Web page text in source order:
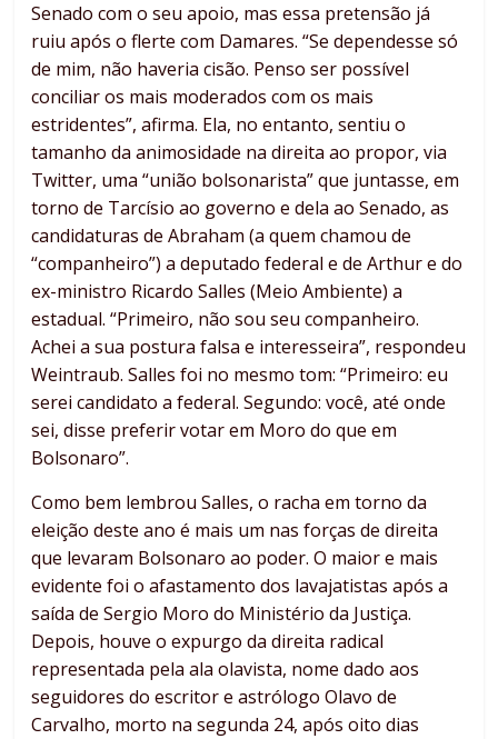
Senado com o seu apoio, mas essa pretensão já
ruiu após o flerte com Damares. “Se dependesse só
de mim, não haveria cisão. Penso ser possível
conciliar os mais moderados com os mais
estridentes”, afirma. Ela, no entanto, sentiu o
tamanho da animosidade na direita ao propor, via
Twitter, uma “união bolsonarista” que juntasse, em
torno de Tarcísio ao governo e dela ao Senado, as
candidaturas de Abraham (a quem chamou de
“companheiro”) a deputado federal e de Arthur e do
ex-ministro Ricardo Salles (Meio Ambiente) a
estadual. “Primeiro, não sou seu companheiro.
Achei a sua postura falsa e interesseira”, respondeu
Weintraub. Salles foi no mesmo tom: “Primeiro: eu
serei candidato a federal. Segundo: você, até onde
sei, disse preferir votar em Moro do que em
Bolsonaro”.
Como bem lembrou Salles, o racha em torno da
eleição deste ano é mais um nas forças de direita
que levaram Bolsonaro ao poder. O maior e mais
evidente foi o afastamento dos lavajatistas após a
saída de Sergio Moro do Ministério da Justiça.
Depois, houve o expurgo da direita radical
representada pela ala olavista, nome dado aos
seguidores do escritor e astrólogo Olavo de
Carvalho, morto na segunda 24, após oito dias